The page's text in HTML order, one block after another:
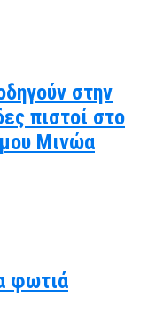
στην
πιστοί στο
Μινώα
φωτιά